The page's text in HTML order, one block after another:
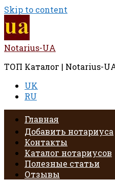
Skip to content
Notarius-UA
ТОП Каталог | Notarius-
UK
RU
Главная
Добавить нотариуса
Контакты
Каталог нотариусов
Полезные статьи
Отзывы